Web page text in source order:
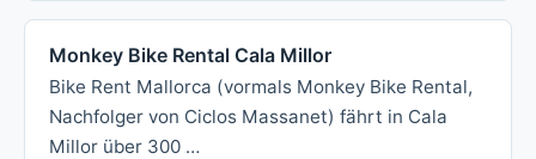
Monkey Bike Rental Cala Millor
Bike Rent Mallorca (vormals Monkey Bike Rental,
Nachfolger von Ciclos Massanet) fährt in Cala
Millor über 300 …